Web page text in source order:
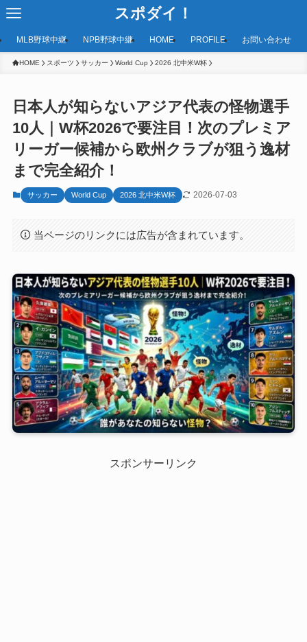
スポダイ！
MLB野球中継 NPB野球中継 HOME PROFILE お問い合わせ
HOME スポーツ サッカー World Cup 2026 北中米W杯
日本人が知らないアジア代表の怪物選手
10人｜W杯2026で要注目！次のプレミア
リーガー候補から欧州クラブが狙う逸材
まで完全紹介！
サッカー World Cup 2026 北中米W杯 2026-07-03
当ページのリンクには広告が含まれています。
スポンサーリンク